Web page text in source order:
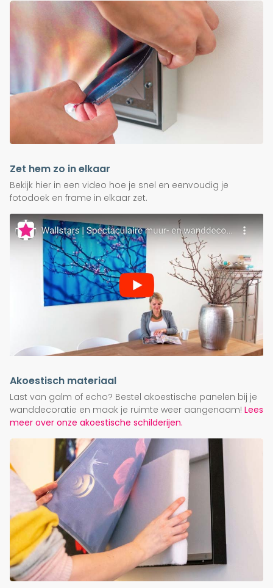
Zet hem zo in elkaar
Bekijk hier in een video hoe je snel en eenvoudig je
fotodoek en frame in elkaar zet.
Akoestisch materiaal
Last van galm of echo? Bestel akoestische panelen bij je
wanddecoratie en maak je ruimte weer aangenaam! Lees
meer over onze akoestische schilderijen.